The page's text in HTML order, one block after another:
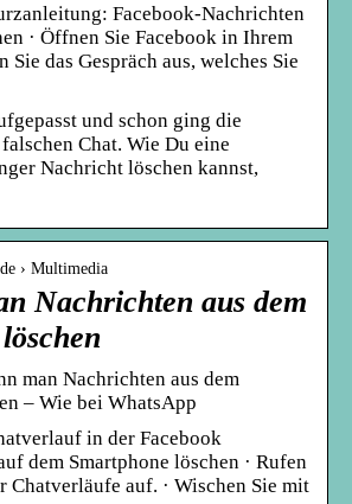
Facebook-Nachrichten
· Öffnen Sie Facebook in Ihrem
Sie das Gespräch aus, welches Sie
und schon ging die
Chat. Wie Du eine
Nachricht löschen kannst,
› Multimedia
Nachrichten aus dem
man Nachrichten aus dem
– Wie bei WhatsApp
in der Facebook
dem Smartphone löschen · Rufen
Chatverläufe auf. · Wischen Sie mit